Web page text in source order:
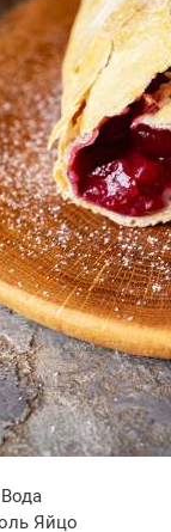
Вода
Яйцо